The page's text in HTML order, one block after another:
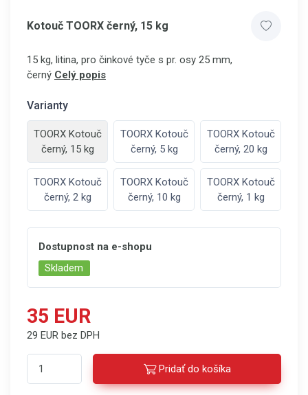
Kotouč TOORX černý, 15 kg
15 kg, litina, pro činkové tyče s pr. osy 25 mm,
černý Celý popis
Varianty
TOORX Kotouč
černý, 15 kg
TOORX Kotouč
černý, 5 kg
TOORX Kotouč
černý, 20 kg
TOORX Kotouč
černý, 2 kg
TOORX Kotouč
černý, 10 kg
TOORX Kotouč
černý, 1 kg
Dostupnost na e-shopu
Skladem
35 EUR
29 EUR bez DPH
Pridať do košíka